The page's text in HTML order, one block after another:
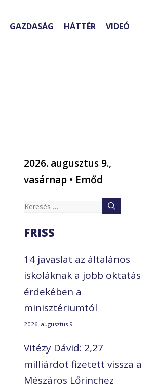
GAZDASÁG HÁTTÉR VIDEÓ
2026. augusztus 9.,
vasárnap • Emőd
Keresés:
FRISS
14 javaslat az általános
iskoláknak a jobb oktatás
érdekében a
minisztériumtól
2026. augusztus 9.
Vitézy Dávid: 2,27
milliárdot fizetett vissza a
Mészáros Lőrinchez